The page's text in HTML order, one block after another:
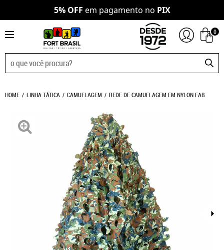
5% OFF em pagamento no PIX
0
HOME LINHA TÁTICA CAMUFLAGEM REDE DE CAMUFLAGEM EM NYLON FAB